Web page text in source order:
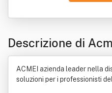
Descrizione di
ACMEI azienda leader nella
soluzioni per i professionisti